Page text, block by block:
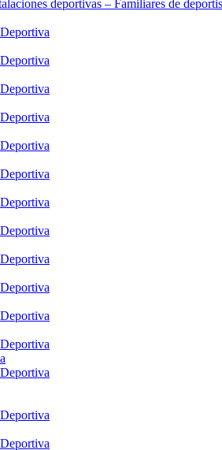
deportivas – Familiares de